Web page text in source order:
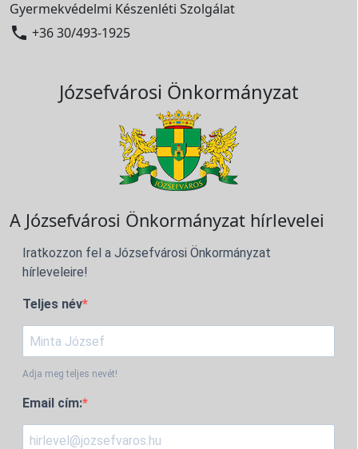
Gyermekvédelmi Készenléti Szolgálat
 +36 30/493-1925
Józsefvárosi Önkormányzat
A Józsefvárosi Önkormányzat hírlevelei
Iratkozzon fel a Józsefvárosi Önkormányzat
hírleveleire!
Teljes név
Adja meg teljes nevét!
Email cím: